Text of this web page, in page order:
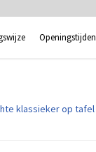
Openingstijden
klassieker op tafel